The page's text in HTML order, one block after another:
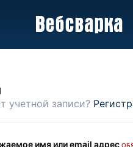
учетной записи?
имя или email адрес